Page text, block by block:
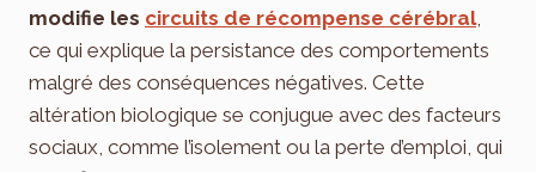
modifie les circuits de récompense cérébral,
ce qui explique la persistance des comportements
malgré des conséquences négatives. Cette
altération biologique se conjugue avec des facteurs
sociaux, comme l’isolement ou la perte d’emploi, qui